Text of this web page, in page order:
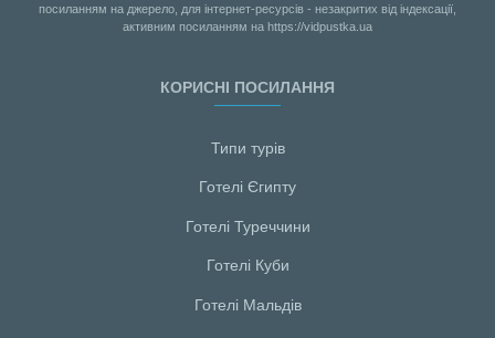
посиланням на джерело, для інтернет-ресурсів - незакритих від індексації,
активним посиланням на https://vidpustka.ua
КОРИСНІ ПОСИЛАННЯ
Типи турів
Готелі Єгипту
Готелі Туреччини
Готелі Куби
Готелі Мальдiв